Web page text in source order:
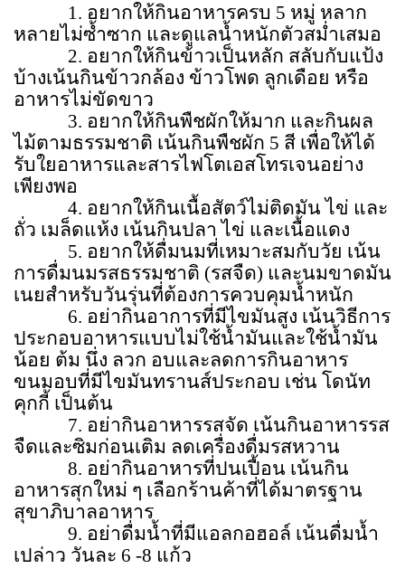
1. อยากให้กินอาหารครบ 5 หมู่ หลาก
หลายไม่ซ้ำซาก และดูแลน้ำหนักตัวสม่ำเสมอ
2. อยากให้กินข้าวเป็นหลัก สลับกับแป้ง
บ้างเน้นกินข้าวกล้อง ข้าวโพด ลูกเดือย หรือ
อาหารไม่ขัดขาว
3. อยากให้กินพืชผักให้มาก และกินผล
ไม้ตามธรรมชาติ เน้นกินพืชผัก 5 สี เพื่อให้ได้
รับใยอาหารและสารไฟโตเอสโทรเจนอย่าง
เพียงพอ
4. อยากให้กินเนื้อสัตว์ไม่ติดมัน ไข่ และ
ถั่ว เมล็ดแห้ง เน้นกินปลา ไข่ และเนื้อแดง
5. อยากให้ดื่มนมที่เหมาะสมกับวัย เน้น
การดื่มนมรสธรรมชาติ (รสจืด) และนมขาดมัน
เนยสำหรับวันรุ่นที่ต้องการควบคุมน้ำหนัก
6. อย่ากินอาการที่มีไขมันสูง เน้นวิธีการ
ประกอบอาหารแบบไม่ใช้น้ำมันและใช้น้ำมัน
น้อย ต้ม นึ่ง ลวก อบและลดการกินอาหาร
ขนมอบที่มีไขมันทรานส์ประกอบ เช่น โดนัท
คุกกี้ เป็นต้น
7. อย่ากินอาหารรสจัด เน้นกินอาหารรส
จืดและซิมก่อนเติม ลดเครื่องดื่มรสหวาน
8. อย่ากินอาหารที่ปนเปื้อน เน้นกิน
อาหารสุกใหม่ ๆ เลือกร้านค้าที่ได้มาตรฐาน
สุขาภิบาลอาหาร
9. อย่าดื่มน้ำที่มีแอลกอฮอล์ เน้นดื่มน้ำ
เปล่าว วันละ 6 -8 แก้ว